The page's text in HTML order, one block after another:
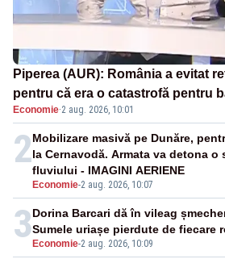
Piperea (AUR): România a evitat
pentru că era o catastrofă pentru
pensii
Economie·2 aug. 2026, 10:01
2
Economie-2 aug. 2026, 10:07
Mobilizare masivă pe Dunăre,
la Cernavodă. Armata va detona o
fluviului - IMAGINI AERIENE
3 Economie-2 aug. 2026, 10:09
Dorina Barcari dă în vileag
Sumele uriașe pierdute de fiecare